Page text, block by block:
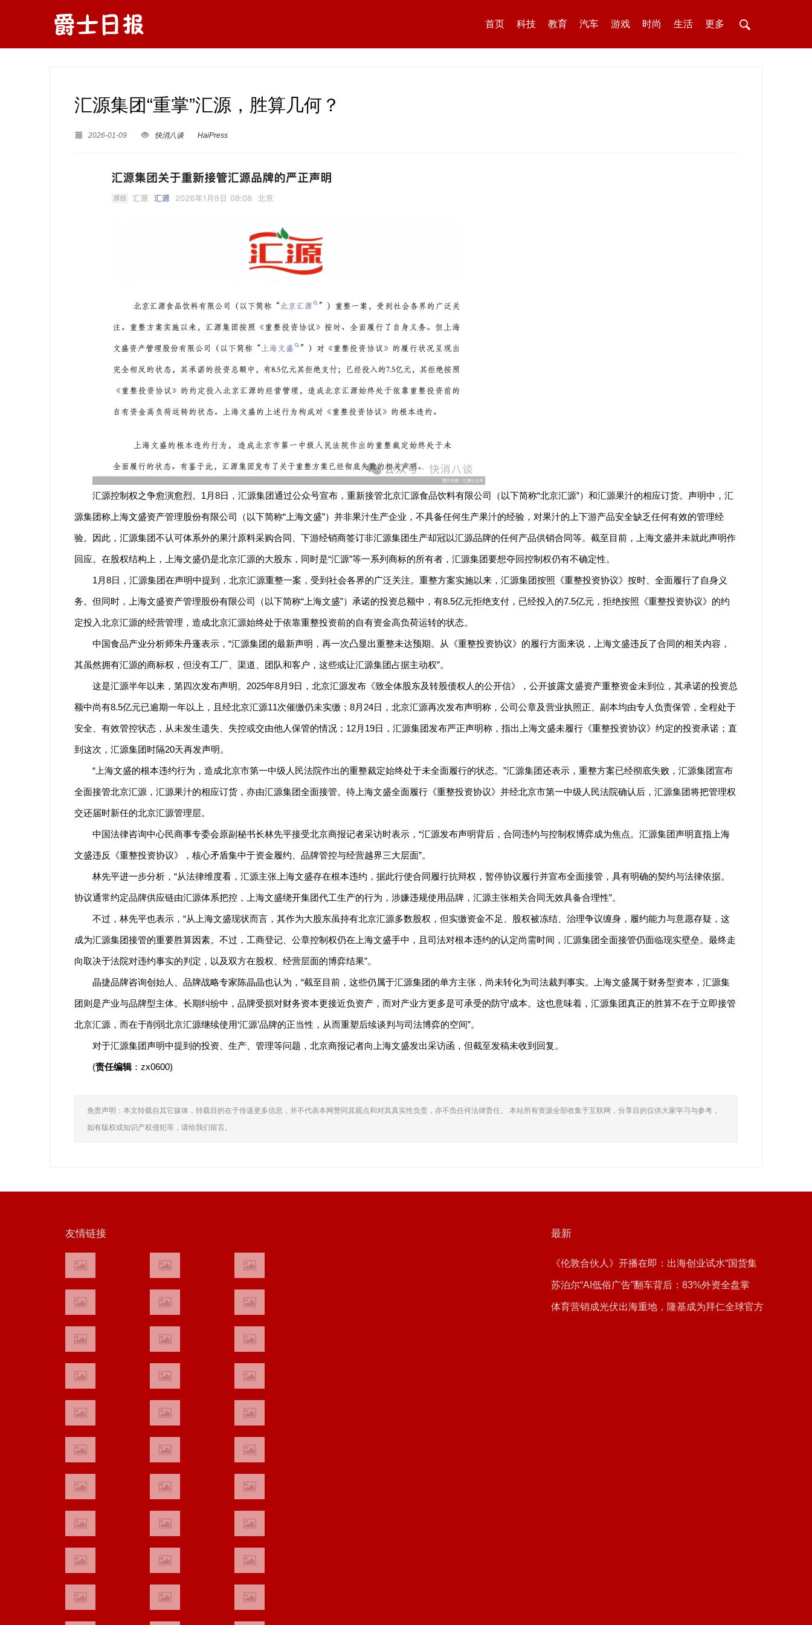
首页 科技 教育 汽车 游戏 时尚 生活 更多
汇源集团“重掌”汇源，胜算几何？
2026-01-09 快消八谈 HaiPress
汇源控制权之争愈演愈烈。1月8日，汇源集团通过公众号宣布，重新接管北京汇源食品饮料有限公司（以下简称“北京汇源”）和汇源果汁的相应订货。声明中，汇
源集团称上海文盛资产管理股份有限公司（以下简称“上海文盛”）并非果汁生产企业，不具备任何生产果汁的经验，对果汁的上下游产品安全缺乏任何有效的管理经
验。因此，汇源集团不认可体系外的果汁原料采购合同、下游经销商签订非汇源集团生产却冠以汇源品牌的任何产品供销合同等。截至目前，上海文盛并未就此声明作
回应。在股权结构上，上海文盛仍是北京汇源的大股东，同时是“汇源”等一系列商标的所有者，汇源集团要想夺回控制权仍有不确定性。
1月8日，汇源集团在声明中提到，北京汇源重整一案，受到社会各界的广泛关注。重整方案实施以来，汇源集团按照《重整投资协议》按时、全面履行了自身义
务。但同时，上海文盛资产管理股份有限公司（以下简称“上海文盛”）承诺的投资总额中，有8.5亿元拒绝支付，已经投入的7.5亿元，拒绝按照《重整投资协议》的约
定投入北京汇源的经营管理，造成北京汇源始终处于依靠重整投资前的自有资金高负荷运转的状态。
中国食品产业分析师朱丹蓬表示，“汇源集团的最新声明，再一次凸显出重整未达预期。从《重整投资协议》的履行方面来说，上海文盛违反了合同的相关内容，
其虽然拥有汇源的商标权，但没有工厂、渠道、团队和客户，这些或让汇源集团占据主动权”。
这是汇源半年以来，第四次发布声明。2025年8月9日，北京汇源发布《致全体股东及转股债权人的公开信》，公开披露文盛资产重整资金未到位，其承诺的投资总
额中尚有8.5亿元已逾期一年以上，且经北京汇源11次催缴仍未实缴；8月24日，北京汇源再次发布声明称，公司公章及营业执照正、副本均由专人负责保管，全程处于
安全、有效管控状态，从未发生遗失、失控或交由他人保管的情况；12月19日，汇源集团发布严正声明称，指出上海文盛未履行《重整投资协议》约定的投资承诺；直
到这次，汇源集团时隔20天再发声明。
“上海文盛的根本违约行为，造成北京市第一中级人民法院作出的重整裁定始终处于未全面履行的状态。”汇源集团还表示，重整方案已经彻底失败，汇源集团宣布
全面接管北京汇源，汇源果汁的相应订货，亦由汇源集团全面接管。待上海文盛全面履行《重整投资协议》并经北京市第一中级人民法院确认后，汇源集团将把管理权
交还届时新任的北京汇源管理层。
中国法律咨询中心民商事专委会原副秘书长林先平接受北京商报记者采访时表示，“汇源发布声明背后，合同违约与控制权博弈成为焦点。汇源集团声明直指上海
文盛违反《重整投资协议》，核心矛盾集中于资金履约、品牌管控与经营越界三大层面”。
林先平进一步分析，“从法律维度看，汇源主张上海文盛存在根本违约，据此行使合同履行抗辩权，暂停协议履行并宣布全面接管，具有明确的契约与法律依据。
协议通常约定品牌供应链由汇源体系把控，上海文盛绕开集团代工生产的行为，涉嫌违规使用品牌，汇源主张相关合同无效具备合理性”。
不过，林先平也表示，“从上海文盛现状而言，其作为大股东虽持有北京汇源多数股权，但实缴资金不足、股权被冻结、治理争议缠身，履约能力与意愿存疑，这
成为汇源集团接管的重要胜算因素。不过，工商登记、公章控制权仍在上海文盛手中，且司法对根本违约的认定尚需时间，汇源集团全面接管仍面临现实壁垒。最终走
向取决于法院对违约事实的判定，以及双方在股权、经营层面的博弈结果”。
晶捷品牌咨询创始人、品牌战略专家陈晶晶也认为，“截至目前，这些仍属于汇源集团的单方主张，尚未转化为司法裁判事实。上海文盛属于财务型资本，汇源集
团则是产业与品牌型主体。长期纠纷中，品牌受损对财务资本更接近负资产，而对产业方更多是可承受的防守成本。这也意味着，汇源集团真正的胜算不在于立即接管
北京汇源，而在于削弱北京汇源继续使用‘汇源’品牌的正当性，从而重塑后续谈判与司法博弈的空间”。
对于汇源集团声明中提到的投资、生产、管理等问题，北京商报记者向上海文盛发出采访函，但截至发稿未收到回复。
(责任编辑：zx0600)
免责声明：本文转载自其它媒体，转载目的在于传递更多信息，并不代表本网赞同其观点和对其真实性负责，亦不负任何法律责任。 本站所有资源全部收集于互联网，分享目的仅供大家学习与参考，
如有版权或知识产权侵犯等，请给我们留言。
友情链接 最新
《伦敦合伙人》开播在即：出海创业试水“国货集
群”模式，带动入境消费反向种草
苏泊尔“AI低俗广告”翻车背后：83%外资全盘掌
控，陷入流量内卷、质量频发的负循环
体育营销成光伏出海重地，隆基成为拜仁全球官方